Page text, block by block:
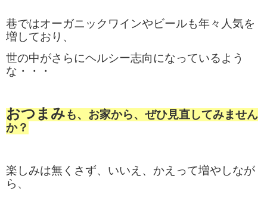
巷ではオーガニックワインやビールも年々人気を
増しており、
世の中がさらにヘルシー志向になっているよう
な・・・
おつまみも、お家から、ぜひ見直してみません
か？
楽しみは無くさず、いいえ、かえって増やしなが
ら、